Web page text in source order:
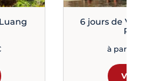
6 jours de
à partir
Voir